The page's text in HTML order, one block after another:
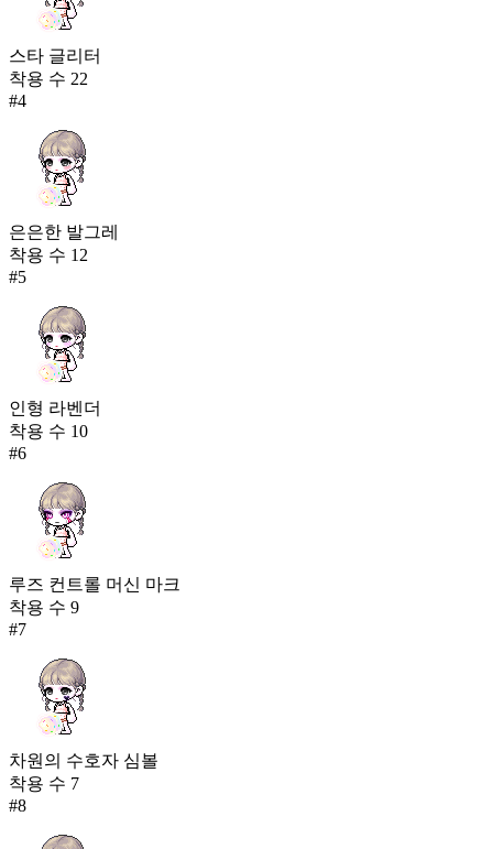
스타 글리터
착용 수 22
#4
은은한 발그레
착용 수 12
#5
인형 라벤더
착용 수 10
#6
루즈 컨트롤 머신 마크
착용 수 9
#7
차원의 수호자 심볼
착용 수 7
#8